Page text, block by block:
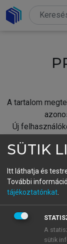
A tartalom
Új
A regisztráció
SÜTIK
Itt láthatja és
További
tájékoztatónkat
A
sütik